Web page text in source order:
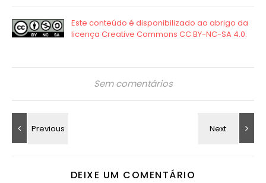
Sem comentários
DEIXE UM COMENTÁRIO